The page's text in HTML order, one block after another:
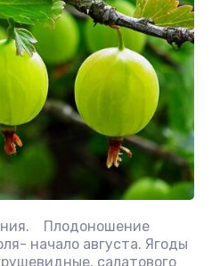
Плодоношение
начало августа. Ягоды
салатового